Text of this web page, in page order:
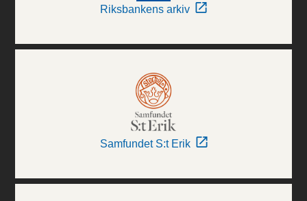
Riksbankens arkiv
Samfundet S:t Erik